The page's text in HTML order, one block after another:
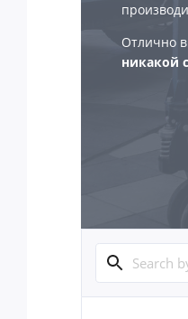
Отлично
никакой